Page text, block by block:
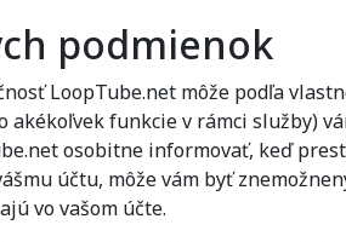
podmienok
LoopTube.net môže podľa
funkcie v rámci služby)
osobitne informovať, keď
účtu, môže vám byť
vo vašom účte.